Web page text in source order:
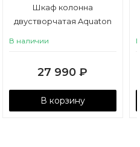
Шкаф колонна
двустворчатая Aquaton
В наличии
27 990 ₽
В корзину